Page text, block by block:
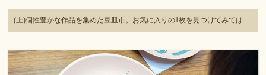
(上)個性豊かな作品を集めた豆皿市。お気に入りの1枚を見つけてみては